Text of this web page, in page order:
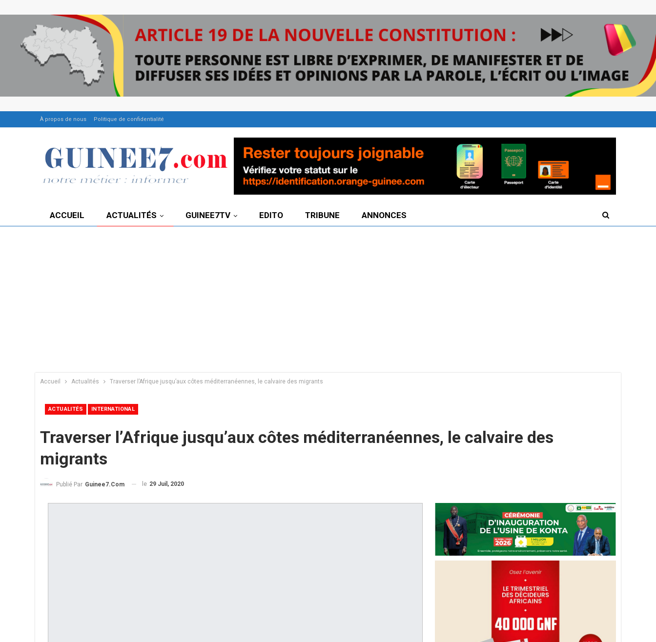
À propos de nous Politique de confidentialité
ACCUEIL ACTUALITÉS GUINEE7TV EDITO TRIBUNE ANNONCES
Accueil Actualités Traverser l’Afrique jusqu’aux côtes méditerranéennes, le calvaire des migrants
ACTUALITÉS INTERNATIONAL
Traverser l’Afrique jusqu’aux côtes méditerranéennes, le calvaire des
migrants
Publié Par Guinee7.com le 29 Juil, 2020